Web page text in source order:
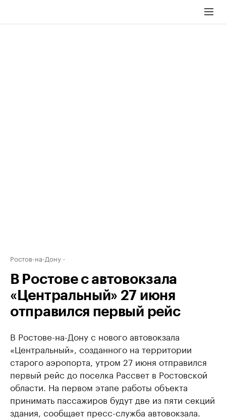
Ростов-на-Дону
В Ростове с автовокзала
«Центральный» 27 июня
отправился первый рейс
В Ростове-на-Дону с нового автовокзала
«Центральный», созданного на территории
старого аэропорта, утром 27 июня отправился
первый рейс до поселка Рассвет в Ростовской
области. На первом этапе работы объекта
принимать пассажиров будут две из пяти секций
здания, сообщает пресс-служба автовокзала.